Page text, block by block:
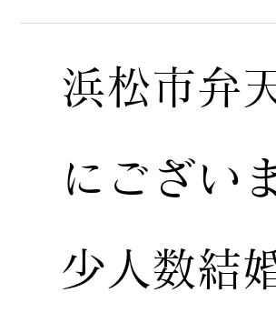
浜松市弁
にござい
少人数結